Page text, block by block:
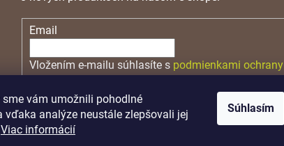
vám umožnili pohodlné
vďaka analýze neustále zlepšovali jej
Viac informácií
Súhlasím
Email
Vložením e-mailu súhlasíte s podmienkami ochrany
PRIHLÁSIŤ SA